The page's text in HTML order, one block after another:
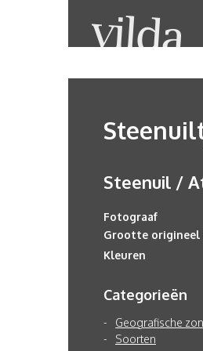
Steenuil /
Fotograaf
Grootte origineel
Kleuren
Categorieën
Geografische
Soorten